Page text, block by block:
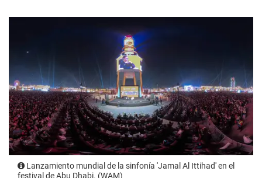
Lanzamiento mundial de la sinfonía 'Jamal Al Ittihad' en el
festival de Abu Dhabi. (WAM)